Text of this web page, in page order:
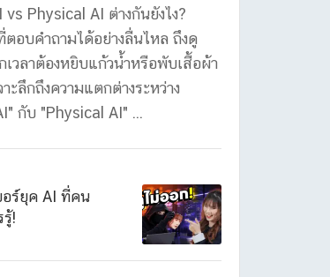
vs Physical AI ต่างกันยังไง?
ตอบคำถามได้อย่างลื่นไหล ถึงดู
เวลาต้องหยิบแก้วน้ำหรือพับเสื้อผ้า
ะลึกถึงความแตกต่างระหว่าง
กับ "Physical AI" ...
อร์ยุค AI ที่คน
รู้!